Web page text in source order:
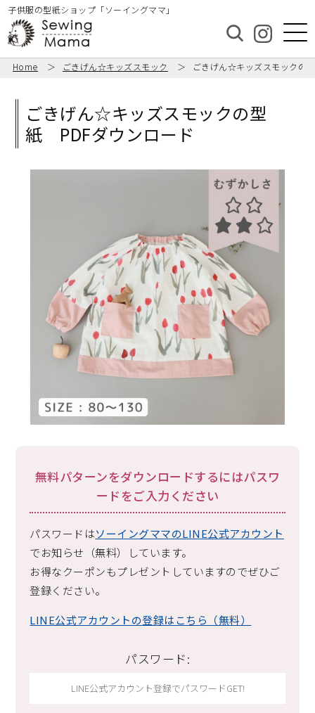
子供服の型紙ショップ「ソーイングママ」
Home ごきげん☆キッズスモック ごきげん☆キッズスモックの
ごきげん☆キッズスモックの型
紙 PDFダウンロード
無料パターンをダウンロードするにはパスワ
ードをご入力ください
パスワードはソーイングママのLINE公式アカウント
でお知らせ（無料）しています。
お得なクーポンもプレゼントしていますのでぜひご
登録ください。
LINE公式アカウントの登録はこちら（無料）
パスワード: